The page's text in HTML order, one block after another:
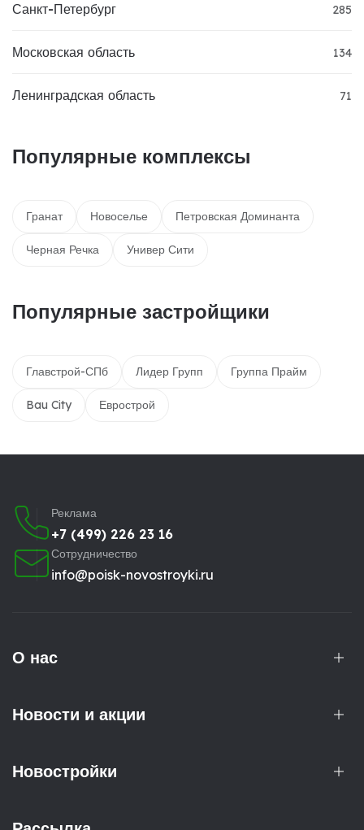
Санкт-Петербург 285
Московская область 134
Ленинградская область 71
Популярные комплексы
Гранат Новоселье Петровская Доминанта
Черная Речка Универ Сити
Популярные застройщики
Главстрой-СПб Лидер Групп Группа Прайм
Bau City Еврострой
Реклама
+7 (499) 226 23 16
Сотрудничество
info@poisk-novostroyki.ru
О нас
Новости и акции
Новостройки